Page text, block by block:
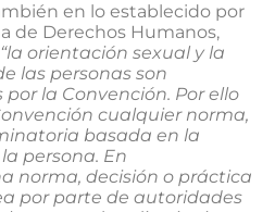
en lo establecido por
de Derechos Humanos,
“la orientación sexual y la
las personas son
la Convención. Por ello
cualquier norma,
basada en la
persona. En
norma, decisión o práctica
por parte de autoridades